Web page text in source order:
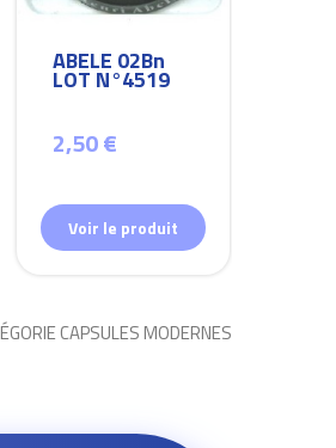
ABELE 02Bn
LOT N°4519
2,50 €
Voir le produit
CAPSULES MODERNES